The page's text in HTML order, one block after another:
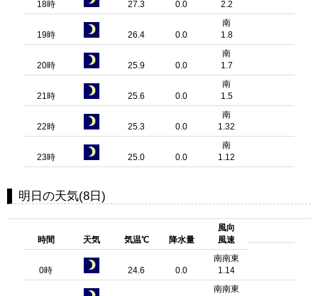
18時 27.3 0.0
2.2
19時 26.4 0.0
南
1.8
20時 25.9 0.0
南
1.7
21時 25.6 0.0
南
1.5
22時 25.3 0.0
南
1.32
23時 25.0 0.0
南
1.12
明日の天気(8日)
時間 天気 気温℃ 降水量
風向
風速
0時 24.6 0.0
南南東
1.14
南南東